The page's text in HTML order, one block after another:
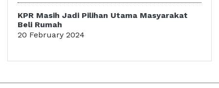
KPR Masih Jadi Pilihan Utama Masyarakat
Beli Rumah
20 February 2024